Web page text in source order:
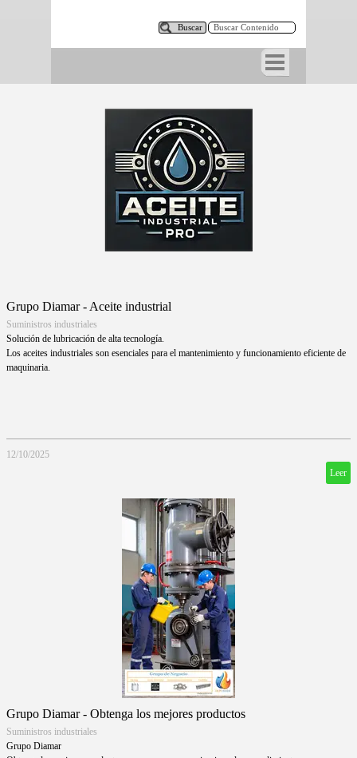
* Buscar
Grupo Diamar - Aceite industrial
Suministros industriales
Solución de lubricación de alta tecnología.
Los aceites industriales son esenciales para el mantenimiento y funcionamiento eficiente de
maquinaria.
12/10/2025
Leer
Grupo Diamar - Obtenga los mejores productos
Suministros industriales
Grupo Diamar